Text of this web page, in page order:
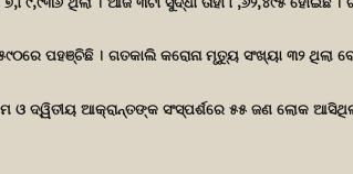
ପହଞ୍ଚିଛି । ଗତକାଲି କରୋନା ମୃତ୍ୟୁ ସଂଖ୍ୟା ୩୨ ଥିଲା
ଦ୍ୱିତୀୟ ଆକ୍ରାନ୍ତଙ୍କ ସଂସ୍ପର୍ଶରେ ୫୫ ଜଣ ଲୋକ